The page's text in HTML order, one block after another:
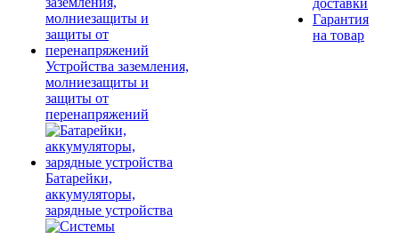
Устройства заземления,
молниезащиты и
защиты от
перенапряжений
Батарейки,
аккумуляторы,
зарядные устройства
доставки
Гарантия
на товар